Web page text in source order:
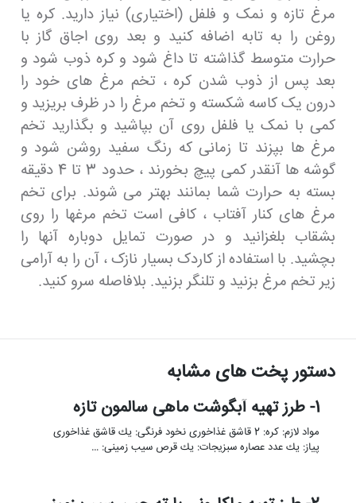
مرغ تازه و نمک و فلفل (اختیاری) نیاز دارید. کره یا
روغن را به تابه اضافه کنید و بعد روی اجاق گاز با
حرارت متوسط گذاشته تا داغ شود و کره ذوب شود و
بعد پس از ذوب شدن کره ، تخم مرغ های خود را
درون یک کاسه شکسته و تخم مرغ را در ظرف بریزید و
کمی با نمک یا فلفل روی آن بپاشید و بگذارید تخم
مرغ ها بپزند تا زمانی که رنگ سفید روشن شود و
گوشه ها آنقدر کمی پیچ بخورند ، حدود 3 تا 4 دقیقه
بسته به حرارت شما بمانند بهتر می شوند. برای تخم
مرغ های کنار آفتاب ، کافی است تخم مرغها را روی
بشقاب بلغزانید و در صورت تمایل دوباره آنها را
بچشید. با استفاده از کاردک بسیار نازک ، آن را به آرامی
زیر تخم مرغ بزنید و تلنگر بزنید. بلافاصله سرو کنید.
دستور پخت های مشابه
1- طرز تهیه آبگوشت ماهی سالمون تازه
مواد لازم: کره: 2 قاشق غذاخوری نخود فرنگی: يك قاشق غذاخوری
پیاز: يك عدد عصاره سبزیجات: يك قرص سیب زمینی: …